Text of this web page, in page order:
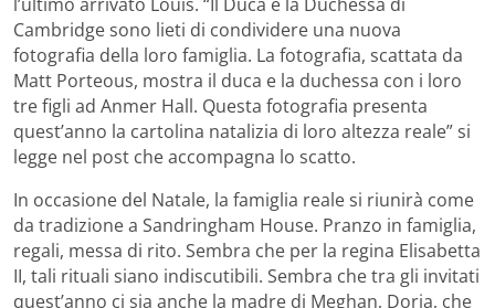
Cambridge sono lieti di condividere una nuova
fotografia della loro famiglia. La fotografia, scattata da
Matt Porteous, mostra il duca e la duchessa con i loro
tre figli ad Anmer Hall. Questa fotografia presenta
quest’anno la cartolina natalizia di loro altezza reale” si
legge nel post che accompagna lo scatto.
In occasione del Natale, la famiglia reale si riunirà come
da tradizione a Sandringham House. Pranzo in famiglia,
regali, messa di rito. Sembra che per la regina Elisabetta
II, tali rituali siano indiscutibili. Sembra che tra gli invitati
quest’anno ci sia anche la madre di Meghan, Doria, che